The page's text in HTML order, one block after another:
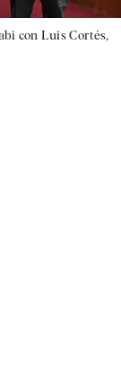
con Luis Cortés,